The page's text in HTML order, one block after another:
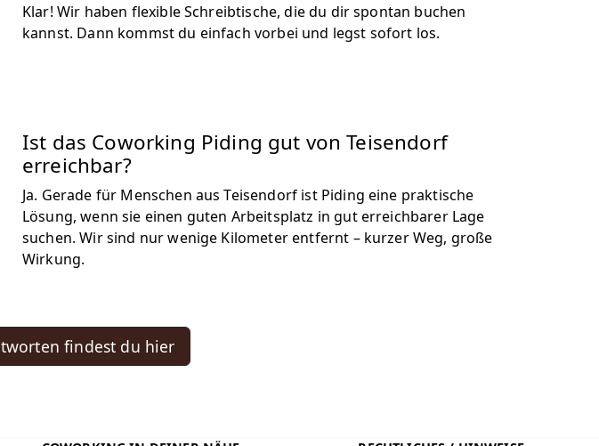
Klar! Wir haben flexible Schreibtische, die du dir spontan buchen
kannst. Dann kommst du einfach vorbei und legst sofort los.
Ist das Coworking Piding gut von Teisendorf
erreichbar?
Ja. Gerade für Menschen aus Teisendorf ist Piding eine praktische
Lösung, wenn sie einen guten Arbeitsplatz in gut erreichbarer Lage
suchen. Wir sind nur wenige Kilometer entfernt – kurzer Weg, große
Wirkung.
findest du hier